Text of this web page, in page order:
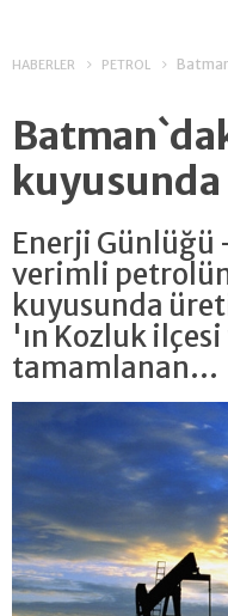
HABERLER PETROL
Enerji Günlüğü
verimli
kuyusunda
'ın Kozluk ilçesi
tamamlanan...